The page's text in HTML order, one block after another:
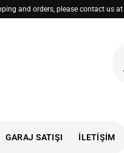
and orders, please contact us at
GARAJ SATIŞI İLETIŞIM